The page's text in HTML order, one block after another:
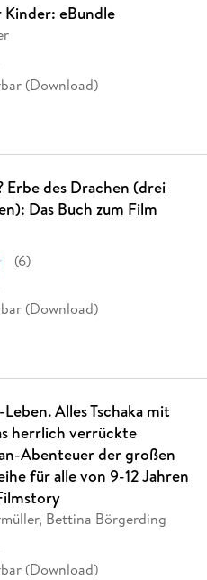
eBundle
(Download)
Erbe des Drachen (drei
Das Buch zum Film
(6)
(Download)
Alles Tschaka mit
herrlich verrückte
Abenteuer der großen
für alle von 9-12 Jahren
Bettina Börgerding
(Download)